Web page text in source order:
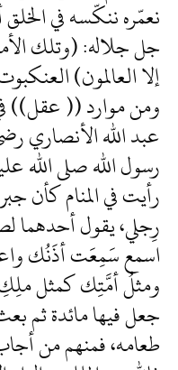
جل جلاله: (وتلك
إلا العالمون)
ومن موارد (( عقل))
عبد الله الأنصاري
رسول الله صلى الله
رأيت في المنام كأن
رِجلي، يقول أحدهما
اسمع سَمِعَت أذَنُك
ومثلُ أمَّتِك كمثل ملِكِ
جعل فيها مائدة ثم
طعامه، فمنهم من